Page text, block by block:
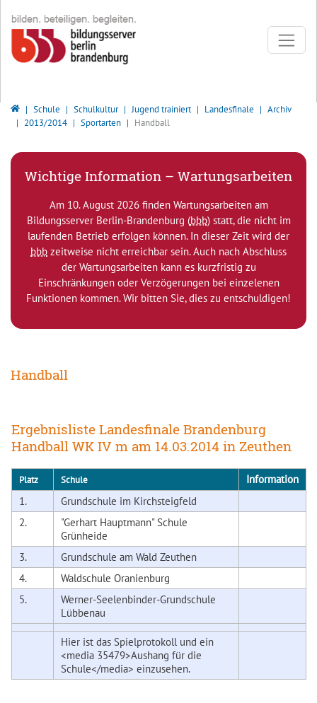
Bildungsserver Berlin - Brandenburg
Schule Schulkultur Jugend trainiert Landesfinale
Archiv
2013/2014
Sportarten Handball
Wichtige Information – Wartungsarbeiten
Am 10. August 2026 finden Wartungsarbeiten am
Bildungsserver Berlin-Brandenburg (bbb) statt, die nicht im
laufenden Betrieb erfolgen können. In dieser Zeit wird der
bbb zeitweise nicht erreichbar sein. Auch nach Abschluss
der Wartungsarbeiten kann es kurzfristig zu
Einschränkungen oder Verzögerungen bei einzelenen
Funktionen kommen. Wir bitten Sie, dies zu entschuldigen!
Handball
Ergebnisliste Landesfinale Brandenburg
Handball WK IV m am 14.03.2014 in Zeuthen
Platz Schule
Information
1.
Grundschule im Kirchsteigfeld
2.
"Gerhart Hauptmann" Schule
Grünheide
3.
Grundschule am Wald Zeuthen
4.
Waldschule Oranienburg
5.
Werner-Seelenbinder-Grundschule
Lübbenau
Hier ist das Spielprotokollund ein
<media 35479>Aushang für die
Schule</media> einzusehen.